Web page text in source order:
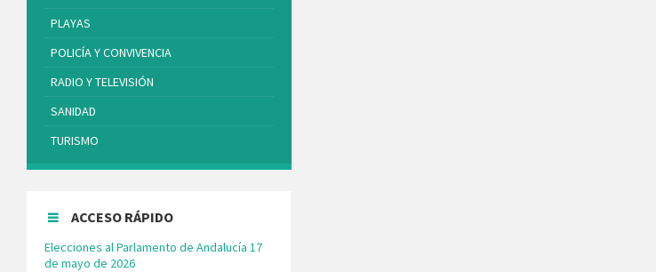
PLAYAS
POLICÍA Y CONVIVENCIA
RADIO Y TELEVISIÓN
SANIDAD
TURISMO
ACCESO RÁPIDO
Elecciones al Parlamento de Andalucía 17
de mayo de 2026